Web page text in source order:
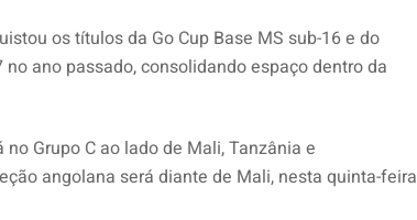
os títulos da Go Cup Base MS sub-16 e do
ano passado, consolidando espaço dentro da
Grupo C ao lado de Mali, Tanzânia e
angolana será diante de Mali, nesta quinta-feira